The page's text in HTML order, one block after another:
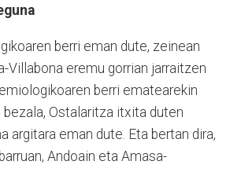
berri eman dute, zeinean
Villabona eremu gorrian jarraitzen
berri ematearekin
bezala, Ostalaritza itxita duten
argitara eman dute. Eta bertan dira,
Andoain eta Amasa-